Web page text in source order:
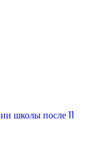
школы после 11